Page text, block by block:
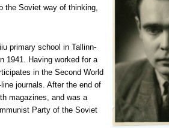
the Soviet way of thinking,
primary school in Tallinn-
1941. Having worked for a
in the Second World
journals. After the end of
magazines, and was a
Party of the Soviet